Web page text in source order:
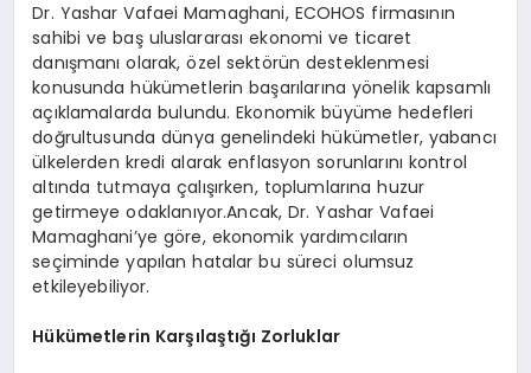
Dr. Yashar Vafaei Mamaghani, ECOHOS firmasının
sahibi ve baş uluslararası ekonomi ve ticaret
danışmanı olarak, özel sektörün desteklenmesi
konusunda hükümetlerin başarılarına yönelik kapsamlı
açıklamalarda bulundu. Ekonomik büyüme hedefleri
doğrultusunda dünya genelindeki hükümetler, yabancı
ülkelerden kredi alarak enflasyon sorunlarını kontrol
altında tutmaya çalışırken, toplumlarına huzur
getirmeye odaklanıyor.Ancak, Dr. Yashar Vafaei
Mamaghani’ye göre, ekonomik yardımcıların
seçiminde yapılan hatalar bu süreci olumsuz
etkileyebiliyor.
Hükümetlerin Karşılaştığı Zorluklar